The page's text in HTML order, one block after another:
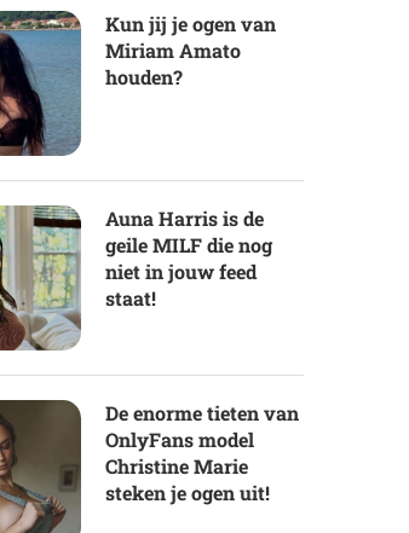
Kun jij je ogen van
Miriam Amato
houden?
Auna Harris is de
geile MILF die nog
niet in jouw feed
staat!
De enorme tieten van
OnlyFans model
Christine Marie
steken je ogen uit!